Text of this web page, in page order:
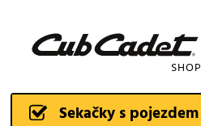
Sekačky s pojezdem